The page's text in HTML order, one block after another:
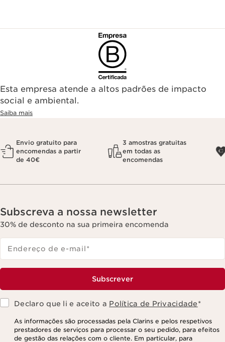
Esta empresa atende a altos padrões de impacto
social e ambiental.
Saiba mais
Envio gratuito para
encomendas a partir
de 40€
3 amostras gratuitas
em todas as
encomendas
Subscreva a nossa newsletter
30% de desconto na sua primeira encomenda
Endereço de e-mail*
Subscrever
Declaro que li e aceito a Política de Privacidade*
As informações são processadas pela Clarins e pelos respetivos
prestadores de serviços para processar o seu pedido, para efeitos
de gestão das relações com o cliente. Em particular, para